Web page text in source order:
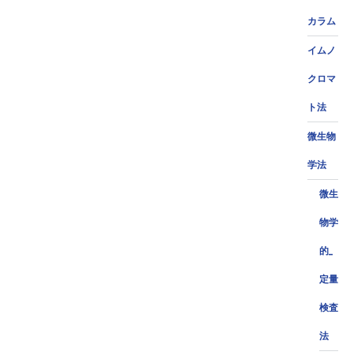
カラム
イムノ
クロマ
ト法
微生物
学法
微生
物学
的_
定量
検査
法